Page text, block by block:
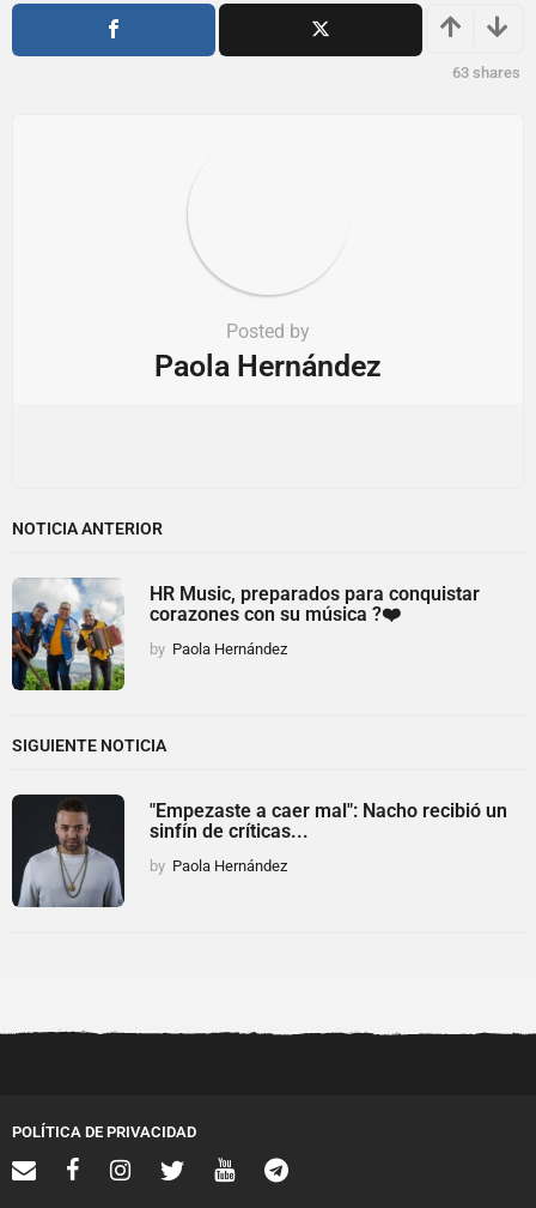
i
o
63 shares
Posted by
Paola Hernández
NOTICIA ANTERIOR
HR Music, preparados para conquistar
corazones con su música ?❤️
by Paola Hernández
SIGUIENTE NOTICIA
"Empezaste a caer mal": Nacho recibió un
sinfín de críticas...
by Paola Hernández
POLÍTICA DE PRIVACIDAD